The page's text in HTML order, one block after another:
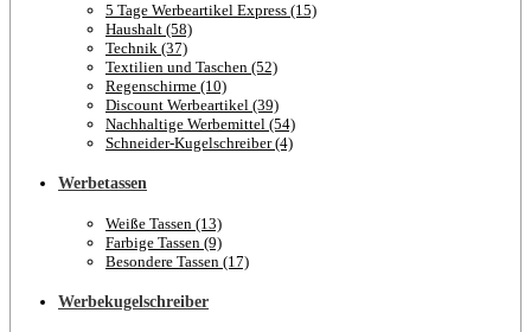
5 Tage Werbeartikel Express (15)
Haushalt (58)
Technik (37)
Textilien und Taschen (52)
Regenschirme (10)
Discount Werbeartikel (39)
Nachhaltige Werbemittel (54)
Schneider-Kugelschreiber (4)
Werbetassen
Weiße Tassen (13)
Farbige Tassen (9)
Besondere Tassen (17)
Werbekugelschreiber